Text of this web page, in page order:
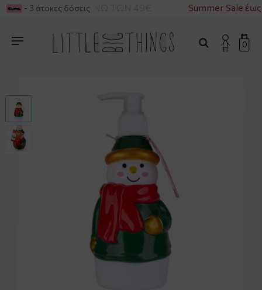
ΓΙΑ ΑΓΟΡΕΣ ΑΝΩ ΤΩΝ 49€ Summer Sale
- 3 άτοκες δόσεις
0